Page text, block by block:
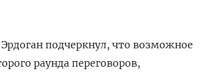
подчеркнул, что возможное
раунда переговоров,